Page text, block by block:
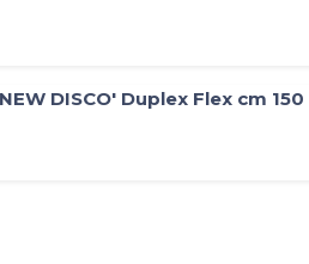
DISCO' Duplex Flex cm 150